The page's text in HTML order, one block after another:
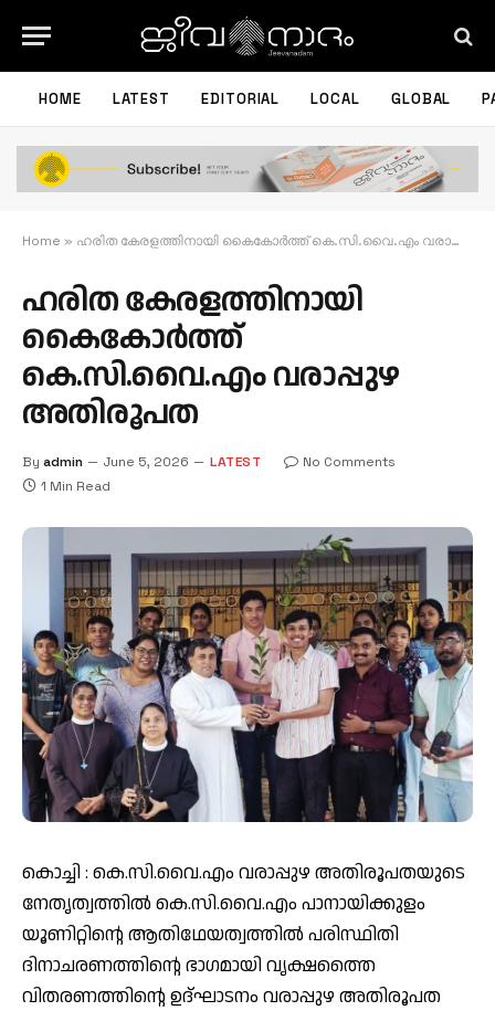
HOME LATEST EDITORIAL LOCAL GLOBAL
Home » ഹരിത കേരളത്തിനായി കൈകോർത്ത് കെ.സി.വൈ.എം വരാപ്പുഴ അതിരൂപത
ഹരിത കേരളത്തിനായി
കൈകോർത്ത്
കെ.സി.വൈ.എം വരാപ്പുഴ
അതിരൂപത
By admin June 5, 2026 LATEST
No Comments
1 Min Read
കൊച്ചി : കെ.സി.വൈ.എം വരാപ്പുഴ അതിരൂപതയുടെ
നേതൃത്വത്തിൽ കെ.സി.വൈ.എം പാനായിക്കുളം
യൂണിറ്റിന്റെ ആതിഥേയത്വത്തിൽ പരിസ്ഥിതി
ദിനാചരണത്തിന്റെ ഭാഗമായി വൃക്ഷത്തൈ
വിതരണത്തിന്റെ ഉദ്ഘാടനം വരാപ്പുഴ അതിരൂപത